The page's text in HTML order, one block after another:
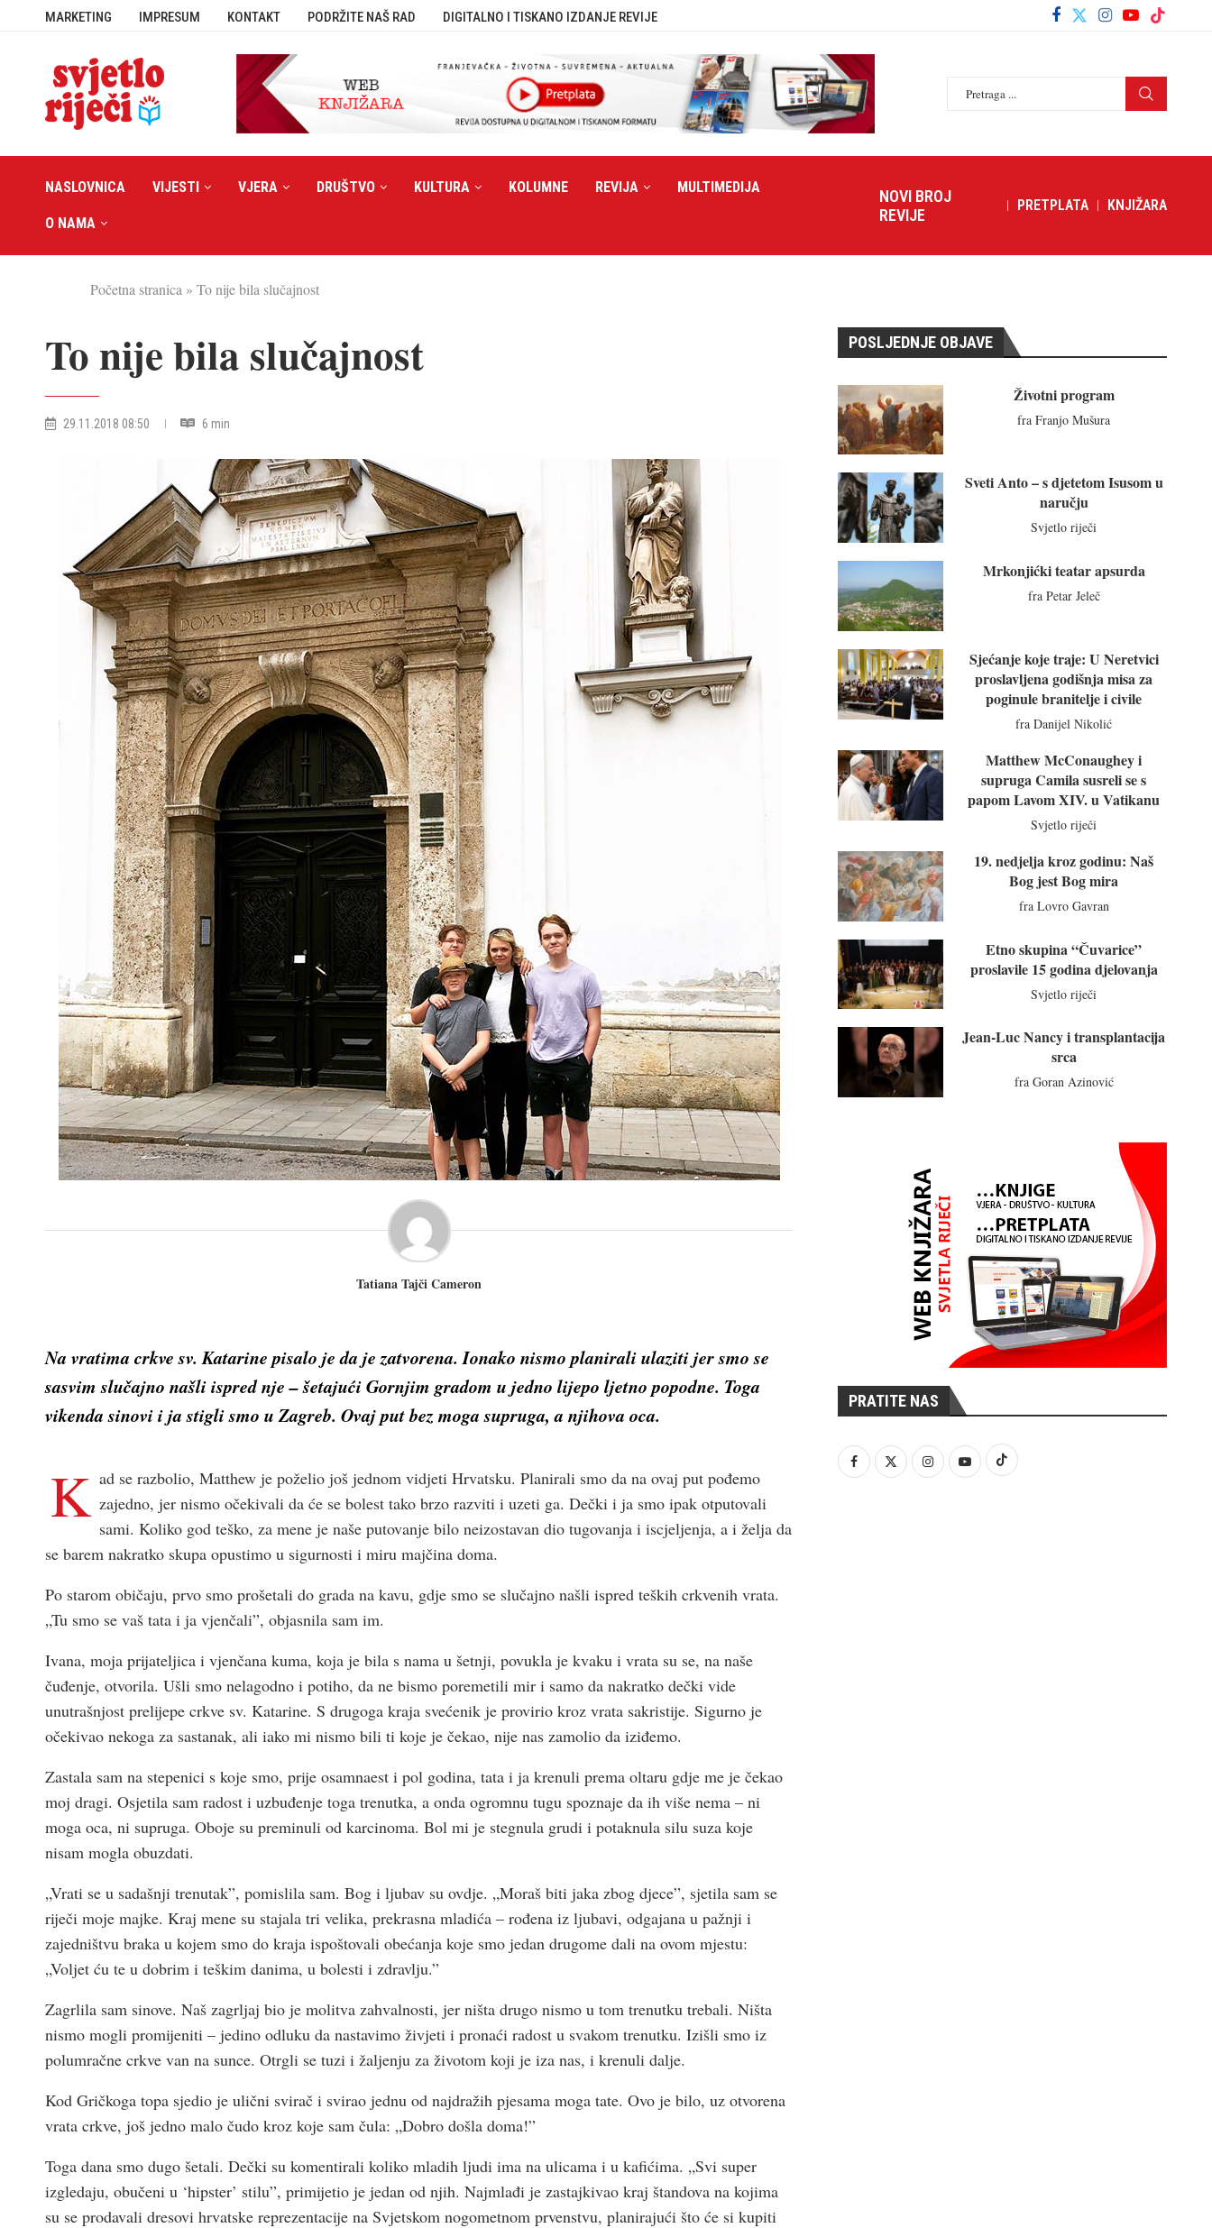
MARKETING IMPRESUM KONTAKT PODRŽITE NAŠ RAD DIGITALNO I TISKANO IZDANJE REVIJE
NASLOVNICA VIJESTI VJERA DRUŠTVO KULTURA KOLUMNE REVIJA MULTIMEDIJA
O NAMA
NOVI BROJ
REVIJE
PRETPLATA KNJIŽARA
Početna stranica » To nije bila slučajnost
To nije bila slučajnost
29.11.2018 08:50 6 min
Tatiana Tajči Cameron
Na vratima crkve sv. Katarine pisalo je da je zatvorena. Ionako nismo planirali ulaziti jer smo se
sasvim slučajno našli ispred nje – šetajući Gornjim gradom u jedno lijepo ljetno popodne. Toga
vikenda sinovi i ja stigli smo u Zagreb. Ovaj put bez moga supruga, a njihova oca.
K ad se razbolio, Matthew je poželio još jednom vidjeti Hrvatsku. Planirali smo da na ovaj put pođemo
zajedno, jer nismo očekivali da će se bolest tako brzo razviti i uzeti ga. Dečki i ja smo ipak otputovali
sami. Koliko god teško, za mene je naše putovanje bilo neizostavan dio tugovanja i iscjeljenja, a i želja da
se barem nakratko skupa opustimo u sigurnosti i miru majčina doma.
Po starom običaju, prvo smo prošetali do grada na kavu, gdje smo se slučajno našli ispred teških crkvenih vrata.
„Tu smo se vaš tata i ja vjenčali”, objasnila sam im.
Ivana, moja prijateljica i vjenčana kuma, koja je bila s nama u šetnji, povukla je kvaku i vrata su se, na naše
čuđenje, otvorila. Ušli smo nelagodno i potiho, da ne bismo poremetili mir i samo da nakratko dečki vide
unutrašnjost prelijepe crkve sv. Katarine. S drugoga kraja svećenik je provirio kroz vrata sakristije. Sigurno je
očekivao nekoga za sastanak, ali iako mi nismo bili ti koje je čekao, nije nas zamolio da iziđemo.
Zastala sam na stepenici s koje smo, prije osamnaest i pol godina, tata i ja krenuli prema oltaru gdje me je čekao
moj dragi. Osjetila sam radost i uzbuđenje toga trenutka, a onda ogromnu tugu spoznaje da ih više nema – ni
moga oca, ni supruga. Oboje su preminuli od karcinoma. Bol mi je stegnula grudi i potaknula silu suza koje
nisam mogla obuzdati.
„Vrati se u sadašnji trenutak”, pomislila sam. Bog i ljubav su ovdje. „Moraš biti jaka zbog djece”, sjetila sam se
riječi moje majke. Kraj mene su stajala tri velika, prekrasna mladića – rođena iz ljubavi, odgajana u pažnji i
zajedništvu braka u kojem smo do kraja ispoštovali obećanja koje smo jedan drugome dali na ovom mjestu:
„Voljet ću te u dobrim i teškim danima, u bolesti i zdravlju.”
Zagrlila sam sinove. Naš zagrljaj bio je molitva zahvalnosti, jer ništa drugo nismo u tom trenutku trebali. Ništa
nismo mogli promijeniti – jedino odluku da nastavimo živjeti i pronaći radost u svakom trenutku. Izišli smo iz
polumračne crkve van na sunce. Otrgli se tuzi i žaljenju za životom koji je iza nas, i krenuli dalje.
Kod Gričkoga topa sjedio je ulični svirač i svirao jednu od najdražih pjesama moga tate. Ovo je bilo, uz otvorena
vrata crkve, još jedno malo čudo kroz koje sam čula: „Dobro došla doma!”
Toga dana smo dugo šetali. Dečki su komentirali koliko mladih ljudi ima na ulicama i u kafićima. „Svi super
izgledaju, obučeni u ‘hipster’ stilu”, primijetio je jedan od njih. Najmlađi je zastajkivao kraj štandova na kojima
su se prodavali dresovi hrvatske reprezentacije na Svjetskom nogometnom prvenstvu, planirajući što će si kupiti
POSLJEDNJE OBJAVE
Životni program
fra Franjo Mušura
Sveti Anto – s djetetom Isusom u
naručju
Svjetlo riječi
Mrkonjićki teatar apsurda
fra Petar Jeleč
Sjećanje koje traje: U Neretvici
proslavljena godišnja misa za
poginule branitelje i civile
fra Danijel Nikolić
Matthew McConaughey i
supruga Camila susreli se s
papom Lavom XIV. u Vatikanu
Svjetlo riječi
19. nedjelja kroz godinu: Naš
Bog jest Bog mira
fra Lovro Gavran
Etno skupina “Čuvarice”
proslavile 15 godina djelovanja
Svjetlo riječi
Jean-Luc Nancy i transplantacija
srca
fra Goran Azinović
PRATITE NAS